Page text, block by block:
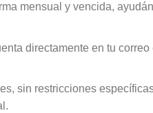
mensual y vencida,
directamente en tu
sin restricciones